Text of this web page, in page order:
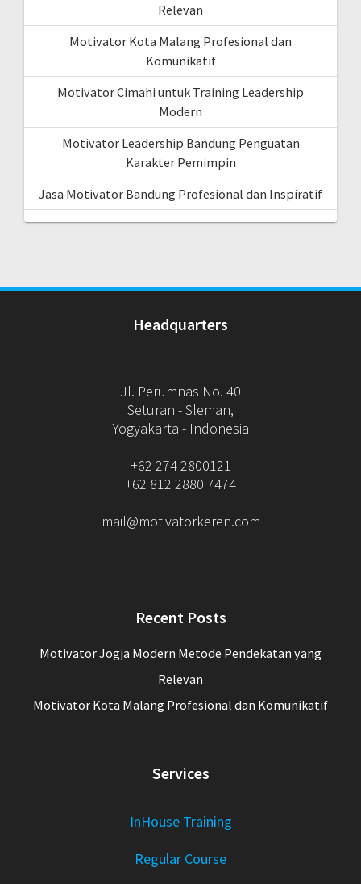
Relevan
Motivator Kota Malang Profesional dan
Komunikatif
Motivator Cimahi untuk Training Leadership
Modern
Motivator Leadership Bandung Penguatan
Karakter Pemimpin
Jasa Motivator Bandung Profesional dan Inspiratif
Headquarters
Jl. Perumnas No. 40
Seturan - Sleman,
Yogyakarta - Indonesia
+62 274 2800121
+62 812 2880 7474
mail@motivatorkeren.com
Recent Posts
Motivator Jogja Modern Metode Pendekatan yang
Relevan
Motivator Kota Malang Profesional dan Komunikatif
Services
InHouse Training
Regular Course